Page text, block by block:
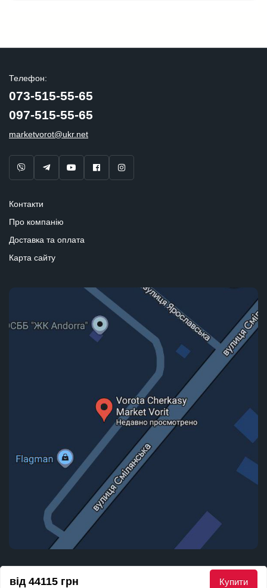
від 44115 грн Купити
Телефон:
073-515-55-65
097-515-55-65
marketvorot@ukr.net
Контакти
Про компанію
Доставка та оплата
Карта сайту
© 2010 - 2026 Маркет Воріт. Всі права захищені